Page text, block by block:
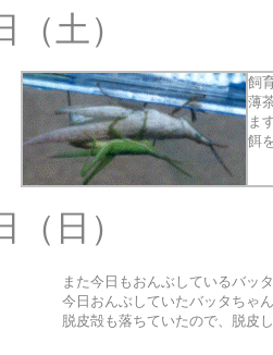
（土）
飼
薄
ま
餌
（日）
また今日もおんぶしているバッ
今日おんぶしていたバッタちゃ
脱皮殻も落ちていたので、脱皮